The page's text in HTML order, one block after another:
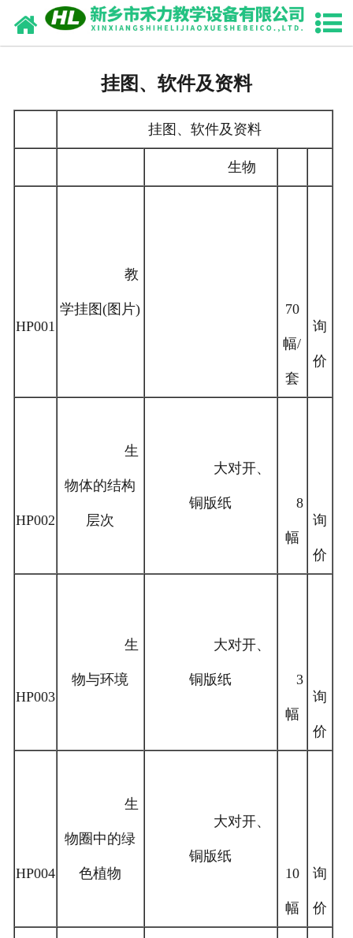
网站首页
产品目录
挂图、软件及资料
挂图、软件及资料
生物
HP001
教
学挂图(图片) 70
幅/
套
询
价
HP002
生
物体的结构
层次
大对开、
铜版纸 8
幅
询
价
HP003
生
物与环境
大对开、
铜版纸 3
幅
询
价
HP004
生
物圈中的绿
色植物
大对开、
铜版纸
10
幅
询
价